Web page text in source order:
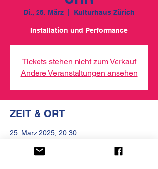
Di., 25. März Kulturhaus Zürich
Installation und Performance
Tickets stehen nicht zum Verkauf
Andere Veranstaltungen ansehen
ZEIT & ORT
25. März 2025, 20:30
Zürich, Schweiz